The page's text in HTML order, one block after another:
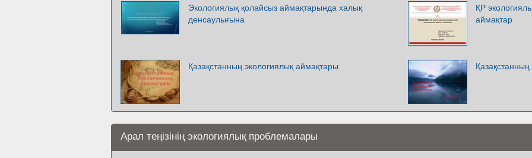
Экологиялық қолайсыз аймақтарында халық
денсаулығына
ҚР
аймақтар
Қазақстанның экологиялық аймақтары
Арал теңізінің экологиялық проблемалары